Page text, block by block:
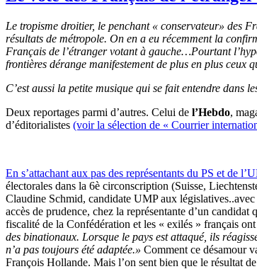
Le tropisme droitier, le penchant « conservateur» des
résultats de métropole. On en a eu récemment la
Français de l’étranger votant à gauche…Pourtant
frontières dérange manifestement de plus en plus ceux
C’est aussi la petite musique qui se fait entendre dans
Deux reportages parmi d’autres. Celui de l’Hebdo,
d’éditorialistes (voir la sélection de « Courrier
En s’attachant aux pas des représentants du PS et de
électorales dans la 6è circonscription (Suisse,
Claudine Schmid, candidate UMP aux législatives..avec
accès de prudence, chez la représentante d’un
fiscalité de la Confédération et les « exilés » français
des binationaux. Lorsque le pays est attaqué, ils
n’a pas toujours été adaptée.» Comment ce désamour
François Hollande. Mais l’on sent bien que le résultat